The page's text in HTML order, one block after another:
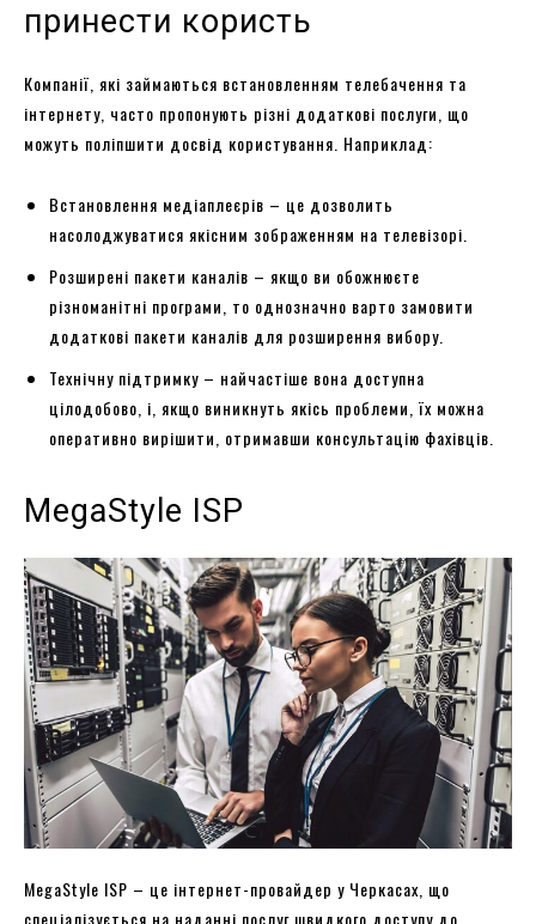
принести користь
Компанії, які займаються встановленням телебачення та
інтернету, часто пропонують різні додаткові послуги, що
можуть поліпшити досвід користування. Наприклад:
Встановлення медіаплеєрів – це дозволить
насолоджуватися якісним зображенням на телевізорі.
Розширені пакети каналів – якщо ви обожнюєте
різноманітні програми, то однозначно варто замовити
додаткові пакети каналів для розширення вибору.
Технічну підтримку – найчастіше вона доступна
цілодобово, і, якщо виникнуть якісь проблеми, їх можна
оперативно вирішити, отримавши консультацію фахівців.
MegaStyle ISP
MegaStyle ISP – це інтернет-провайдер у Черкасах, що
спеціалізується на наданні послуг швидкого доступу до